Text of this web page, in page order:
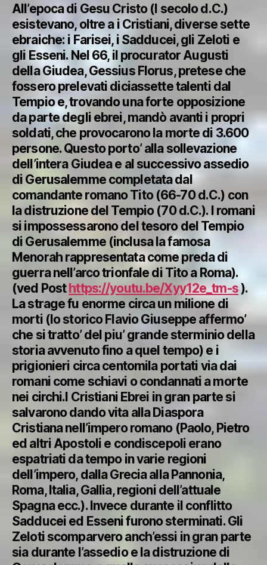
All’epoca di Gesu Cristo (I secolo d.C.)
esistevano, oltre a i Cristiani, diverse sette
ebraiche: i Farisei, i Sadducei, gli Zeloti e
gli Esseni. Nel 66, il procurator Augusti
della Giudea, Gessius Florus, pretese che
fossero prelevati diciassette talenti dal
Tempio e, trovando una forte opposizione
da parte degli ebrei, mandò avanti i propri
soldati, che provocarono la morte di 3.600
persone. Questo porto’ alla sollevazione
dell’intera Giudea e al successivo assedio
di Gerusalemme completata dal
comandante romano Tito (66-70 d.C.) con
la distruzione del Tempio (70 d.C.). I romani
si impossessarono del tesoro del Tempio
di Gerusalemme (inclusa la famosa
Menorah rappresentata come preda di
guerra nell’arco trionfale di Tito a Roma).
(ved Posthttps://youtu.be/Xyy12e_tm-s).
La strage fu enorme circa un milione di
morti (lo storico Flavio Giuseppe affermo’
che si tratto’ del piu’ grande sterminio della
storia avvenuto fino a quel tempo) e i
prigionieri circa centomila portati via dai
romani come schiavi o condannati a morte
nei circhi.I Cristiani Ebrei in gran parte si
salvarono dando vita alla Diaspora
Cristiana nell’impero romano (Paolo, Pietro
ed altri Apostoli e condiscepoli erano
espatriati da tempo in varie regioni
dell’impero, dalla Grecia alla Pannonia,
Roma, Italia, Gallia, regioni dell’attuale
Spagna ecc.). Invece durante il conflitto
Sadducei ed Esseni furono sterminati. Gli
Zeloti scomparvero anch’essi in gran parte
sia durante l’assedio e la distruzione di